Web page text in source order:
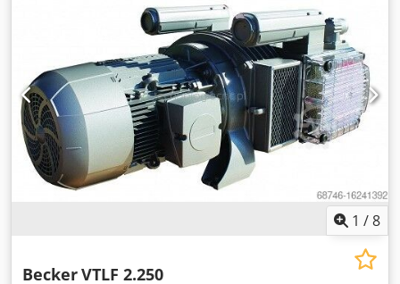
1 /8
BeckerVTLF 2.250